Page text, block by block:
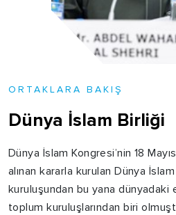
ORTAKLARA BAKIŞ
Dünya İslam Birliği
Dünya İslam Kongresi’nin 18
alınan kararla kurulan Dünya
kuruluşundan bu yana dünyadaki
toplum kuruluşlarından biri